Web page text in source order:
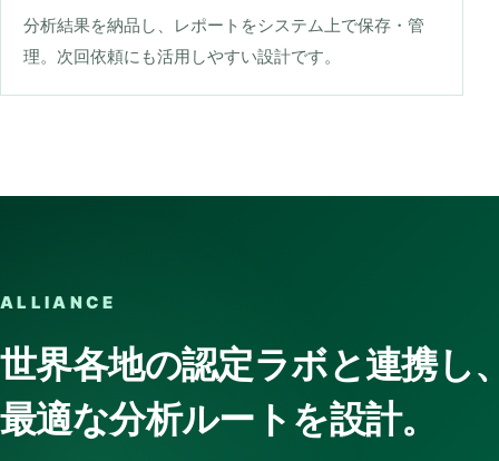
分析結果を納品し、レポートをシステム上で保存・管
理。次回依頼にも活用しやすい設計です。
ALLIANCE
世界各地の認定ラボと連携し
最適な分析ルートを設計。